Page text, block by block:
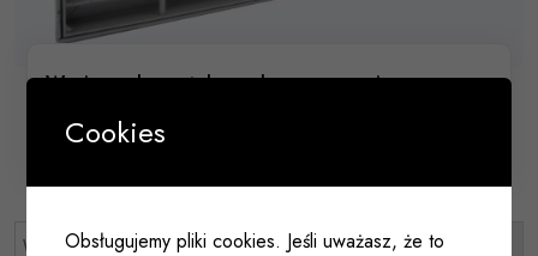
Wycieraczka metalowa do wmurowania
028 036
Cookies
Obsługujemy pliki cookies. Jeśli uważasz, że to